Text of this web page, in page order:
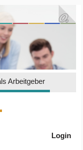
Arbeitgeber
Login